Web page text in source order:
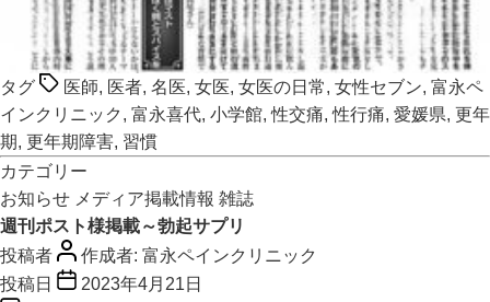
タグ 医師, 医者, 名医, 女医, 女医の日常, 女性セブン, 富永ペ
インクリニック , 富永喜代, 小学館,性交痛,性行痛, 愛媛県, 更年
期, 更年期障害, 習慣
カテゴリー
お知らせ メディア掲載情報 雑誌
週刊ポスト様掲載～勃起サプリ
投稿者
作成者: 富永ペインクリニック
投稿日
2023年4月21日